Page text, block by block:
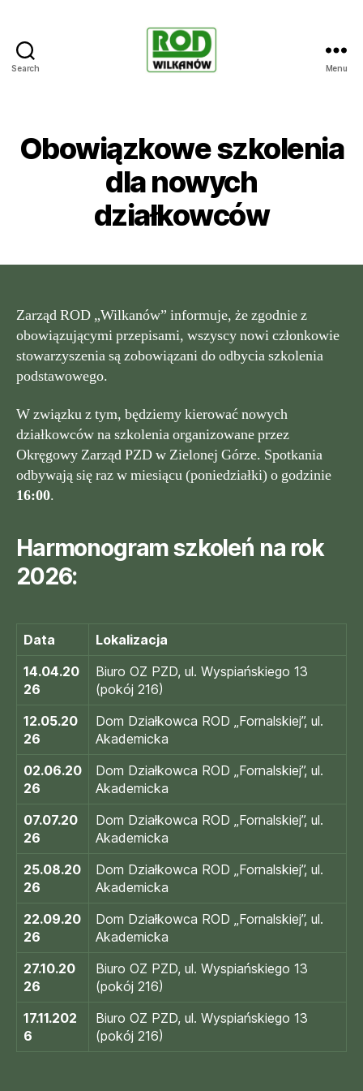
Search
WILKANÓW
Menu
Obowiązkowe szkolenia
dla nowych
działkowców
Zarząd ROD „Wilkanów” informuje, że zgodnie z
obowiązującymi przepisami, wszyscy nowi członkowie
stowarzyszenia są zobowiązani do odbycia szkolenia
podstawowego.
W związku z tym, będziemy kierować nowych
działkowców na szkolenia organizowane przez
Okręgowy Zarząd PZD w Zielonej Górze. Spotkania
odbywają się raz w miesiącu (poniedziałki) o godzinie
16:00.
Harmonogram szkoleń na rok
2026:
Data
Lokalizacja
14.04.20
26
Biuro OZ PZD, ul. Wyspiańskiego 13
(pokój 216)
12.05.20
26
Dom Działkowca ROD „Fornalskiej”, ul.
Akademicka
02.06.20
26
Dom Działkowca ROD „Fornalskiej”, ul.
Akademicka
07.07.20
26
Dom Działkowca ROD „Fornalskiej”, ul.
Akademicka
25.08.20
26
Dom Działkowca ROD „Fornalskiej”, ul.
Akademicka
22.09.20
26
Dom Działkowca ROD „Fornalskiej”, ul.
Akademicka
27.10.20
26
Biuro OZ PZD, ul. Wyspiańskiego 13
(pokój 216)
17.11.202
6
Biuro OZ PZD, ul. Wyspiańskiego 13
(pokój 216)